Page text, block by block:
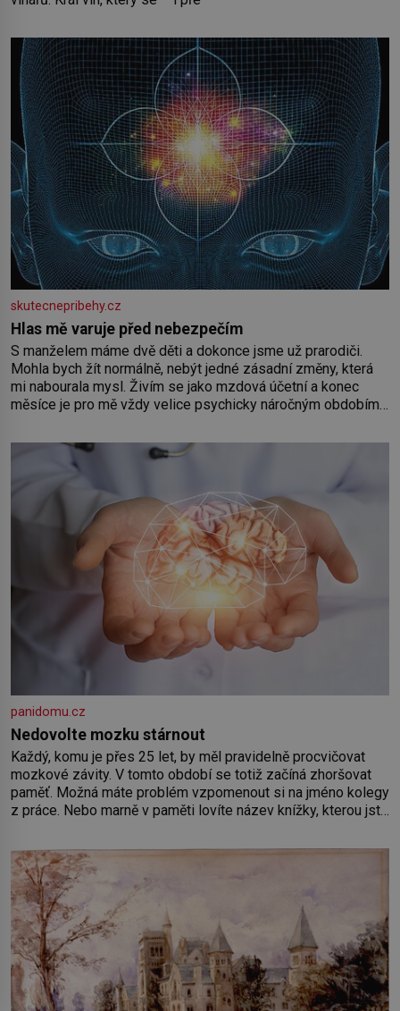
skutecnepribehy.cz
Hlas mě varuje před nebezpečím
S manželem máme dvě děti a dokonce jsme už prarodiči.
Mohla bych žít normálně, nebýt jedné zásadní změny, která
mi nabourala mysl. Živím se jako mzdová účetní a konec
měsíce je pro mě vždy velice psychicky náročným obdobím.
o pomoc, co se hlídání týče. Dalo by se
panidomu.cz
Nedovolte mozku stárnout
Každý, komu je přes 25 let, by měl pravidelně procvičovat
mozkové závity. V tomto období se totiž začíná zhoršovat
paměť. Možná máte problém vzpomenout si na jméno kolegy
z práce. Nebo marně v paměti lovíte název knížky, kterou jste
paměť rozhodla stávkovat. Cvičte